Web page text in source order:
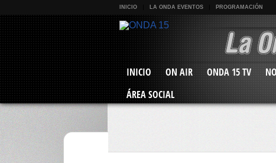
INICIO LA ONDA EVENTOS PROGRAMACIÓN
INICIO ON AIR ONDA 15 TV
ÁREA SOCIAL